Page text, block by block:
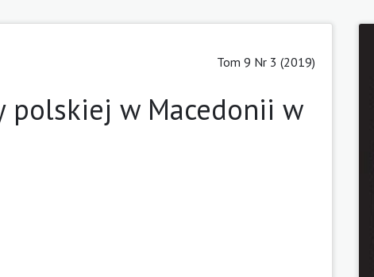
Tom 9 Nr 3 (2019)
polskiej w Macedonii w